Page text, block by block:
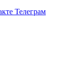
Телеграм